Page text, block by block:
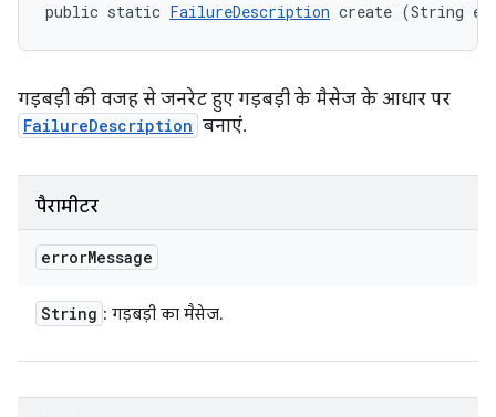
public static FailureDescription create (String
गड़बड़ी की वजह से जनरेट हुए गड़बड़ी के मैसेज के आधार पर
FailureDescription बनाएं.
पैरामीटर
errorMessage
String : गड़बड़ी का मैसेज.